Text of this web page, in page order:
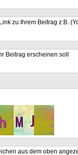
zu Ihrem Beitrag z.B.
Beitrag erscheinen soll
aus dem oben